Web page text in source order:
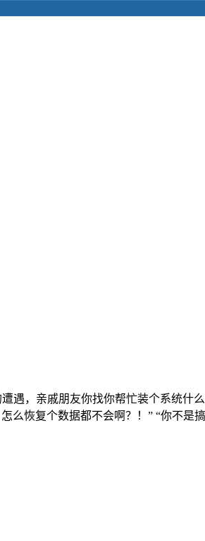
遇，亲戚朋友你找你帮忙装个系统什
么恢复个数据都不会啊？！” “你不